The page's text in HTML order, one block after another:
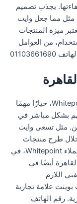
يجذب تصميم
مثل مما جعل وايت
ميزة المنتجات
من العوامل
تمثل الأجهزة المنزلية التي تقدمها شركة Whitepoint، خيارًا مهمًا
بشكل مباشر في
مثل تسعى وايت
طرح منتجات
جديدة وتقديم خدمات دعم فعالة مثل خدمة عملاء Whitepoint، في
أيضًا في
اللازم
علامة تجارية
رقم الهاتف